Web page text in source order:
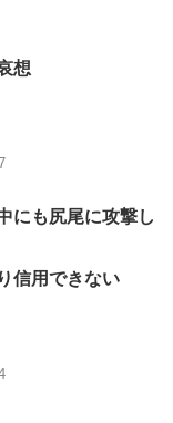
想
にも尻尾に攻撃し
信用できない